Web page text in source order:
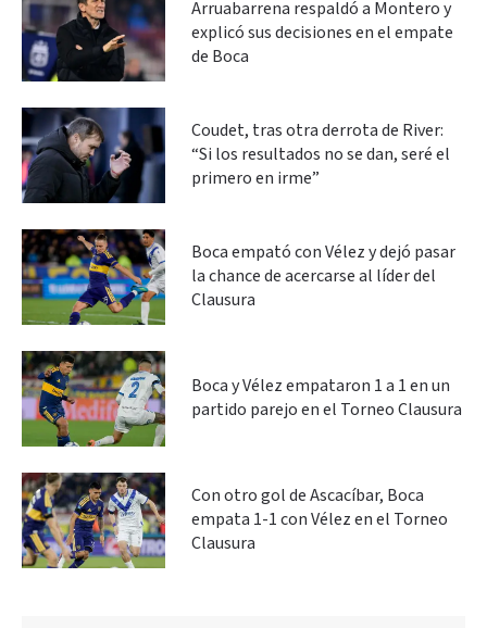
Arruabarrena respaldó a Montero y
explicó sus decisiones en el empate
de Boca
Coudet, tras otra derrota de River:
“Si los resultados no se dan, seré el
primero en irme”
Boca empató con Vélez y dejó pasar
la chance de acercarse al líder del
Clausura
Boca y Vélez empataron 1 a 1 en un
partido parejo en el Torneo Clausura
Con otro gol de Ascacíbar, Boca
empata 1-1 con Vélez en el Torneo
Clausura